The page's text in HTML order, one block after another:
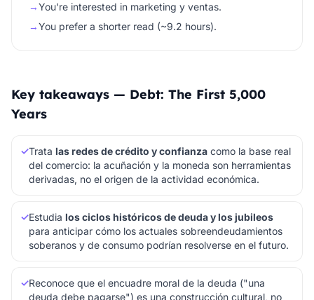
→You're interested in marketing y ventas.
→You prefer a shorter read (~9.2 hours).
Key takeaways — Debt: The First 5,000
Years
✓Trata las redes de crédito y confianza como la base real
del comercio: la acuñación y la moneda son herramientas
derivadas, no el origen de la actividad económica.
✓Estudia los ciclos históricos de deuda y los jubileos
para anticipar cómo los actuales sobreendeudamientos
soberanos y de consumo podrían resolverse en el futuro.
✓Reconoce que el encuadre moral de la deuda ("una
deuda debe pagarse") es una construcción cultural, no